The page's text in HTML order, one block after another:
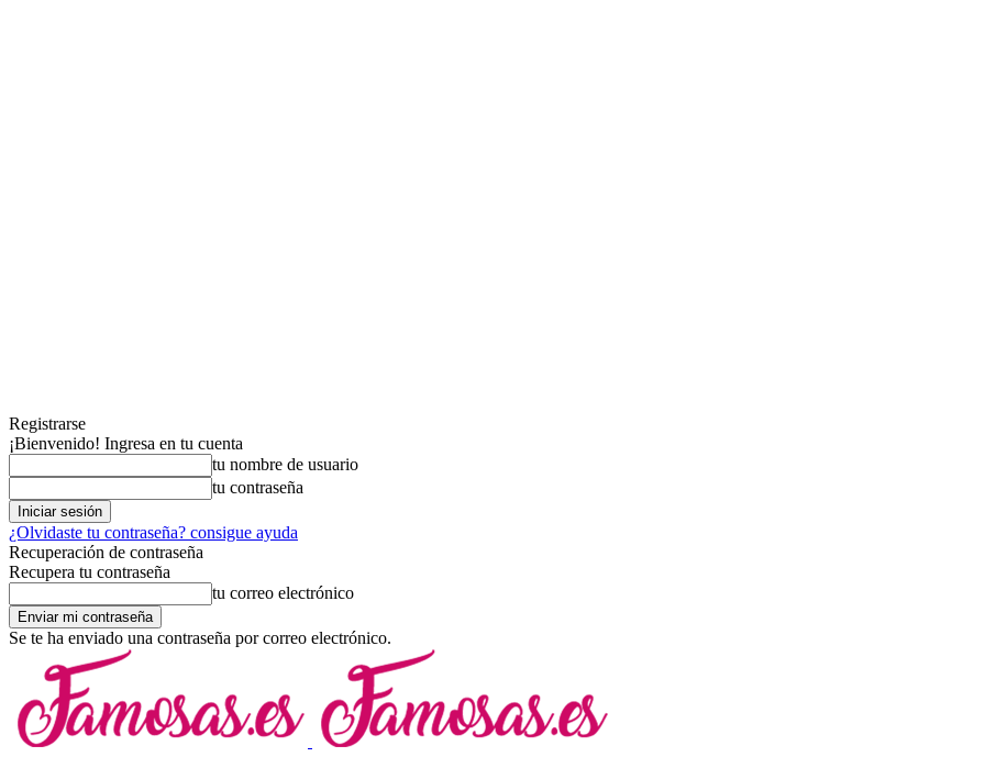
Registrarse
¡Bienvenido! Ingresa en tu cuenta
tu nombre de usuario
tu contraseña
¿Olvidaste tu contraseña? consigue ayuda
Recuperación de contraseña
Recupera tu contraseña
tu correo electrónico
Se te ha enviado una contraseña por correo electrónico.